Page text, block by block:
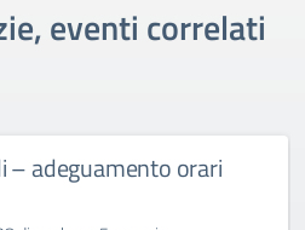
eventi correlati
– adeguamento orari